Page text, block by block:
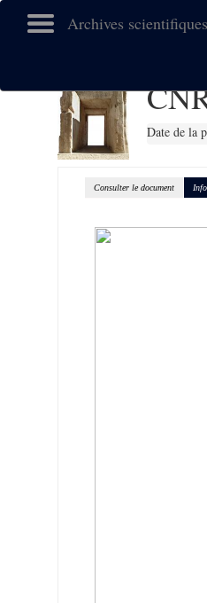
Archives
Date de la
Consulter le document